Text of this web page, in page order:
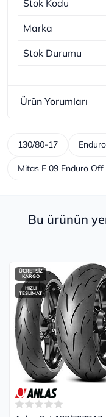
Stok Kodu
Marka
Stok Durumu
Ürün Yorumları
130/80-17
Mitas E 09 Enduro Off
Bu ürünün
ÜCRETSİZ
KARGO
HIZLI
TESLİMAT